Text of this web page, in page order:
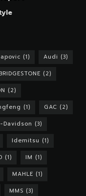
(1) Audi (3)
(2)
(2)
(1) GAC (2)
Davidson (3)
Idemitsu (1)
(1) IM (1)
MAHLE (1)
MMS (3)